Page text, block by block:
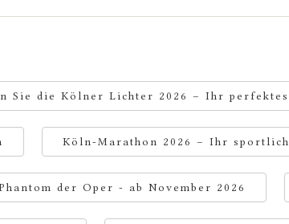
Sie die Kölner Lichter 2026 – Ihr
Köln-Marathon 2026 – Ihr
der Oper - ab November 2026